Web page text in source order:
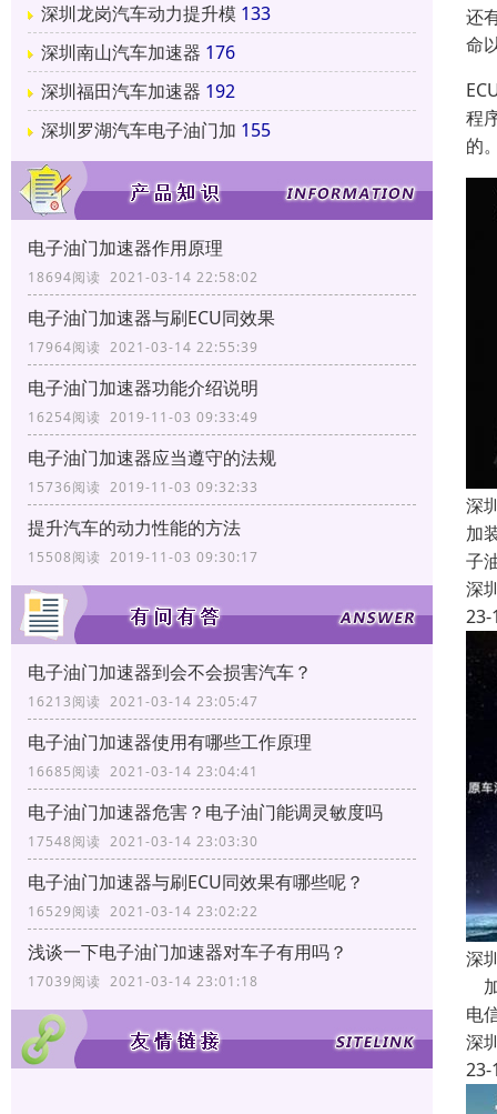
深圳龙岗汽车动力提升模 133
深圳南山汽车加速器 176
深圳福田汽车加速器 192
深圳罗湖汽车电子油门加 155
电子油门加速器作用原理
18694阅读 2021-03-14 22:58:02
电子油门加速器与刷ECU同效果
17964阅读 2021-03-14 22:55:39
电子油门加速器功能介绍说明
16254阅读 2019-11-03 09:33:49
电子油门加速器应当遵守的法规
15736阅读 2019-11-03 09:32:33
提升汽车的动力性能的方法
15508阅读 2019-11-03 09:30:17
电子油门加速器到会不会损害汽车？
16213阅读 2021-03-14 23:05:47
电子油门加速器使用有哪些工作原理
16685阅读 2021-03-14 23:04:41
电子油门加速器危害？电子油门能调灵敏度吗
17548阅读 2021-03-14 23:03:30
电子油门加速器与刷ECU同效果有哪些呢？
16529阅读 2021-03-14 23:02:22
浅谈一下电子油门加速器对车子有用吗？
17039阅读 2021-03-14 23:01:18
还
命
程
的
深
加
子
深
23-
深
电
深
23-